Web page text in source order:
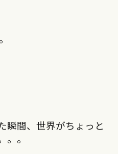
瞬間、世界がちょっと
。